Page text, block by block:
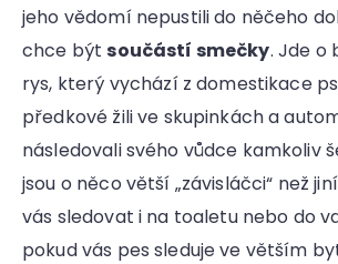
jeho vědomí nepustili do něčeho
chce býtsoučástí smečky. Jde o
rys, který vychází z domestikace
předkové žili ve skupinkách a
následovali svého vůdce kamkoliv
jsou o něco větší „závisláčci“ než
vás sledovat i na toaletu nebo do
pokud vás pes sleduje ve větším